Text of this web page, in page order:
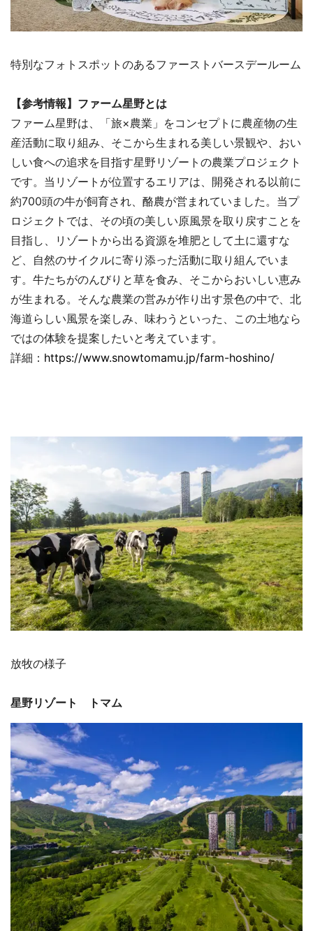
特別なフォトスポットのあるファーストバースデールーム
【参考情報】ファーム星野とは
ファーム星野は、「旅×農業」をコンセプトに農産物の生
産活動に取り組み、そこから生まれる美しい景観や、おい
しい食への追求を目指す星野リゾートの農業プロジェクト
です。当リゾートが位置するエリアは、開発される以前に
約700頭の牛が飼育され、酪農が営まれていました。当プ
ロジェクトでは、その頃の美しい原風景を取り戻すことを
目指し、リゾートから出る資源を堆肥として土に還すな
ど、自然のサイクルに寄り添った活動に取り組んでいま
す。牛たちがのんびりと草を食み、そこからおいしい恵み
が生まれる。そんな農業の営みが作り出す景色の中で、北
海道らしい風景を楽しみ、味わうといった、この土地なら
ではの体験を提案したいと考えています。
詳細： https://www.snowtomamu.jp/farm-hoshino/
放牧の様子
星野リゾート トマム